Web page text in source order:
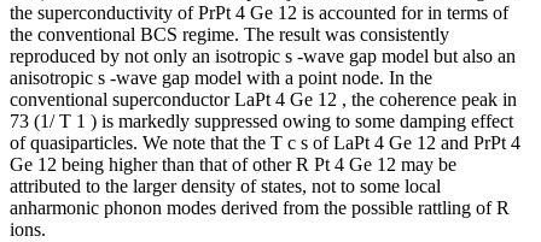
the superconductivity of PrPt 4 Ge 12 is accounted for in terms of
the conventional BCS regime. The result was consistently
reproduced by not only an isotropic s -wave gap model but also an
anisotropic s -wave gap model with a point node. In the
conventional superconductor LaPt 4 Ge 12 , the coherence peak in
73 (1/ T 1 ) is markedly suppressed owing to some damping effect
of quasiparticles. We note that the T c s of LaPt 4 Ge 12 and PrPt 4
Ge 12 being higher than that of other R Pt 4 Ge 12 may be
attributed to the larger density of states, not to some local
anharmonic phonon modes derived from the possible rattling of R
ions.